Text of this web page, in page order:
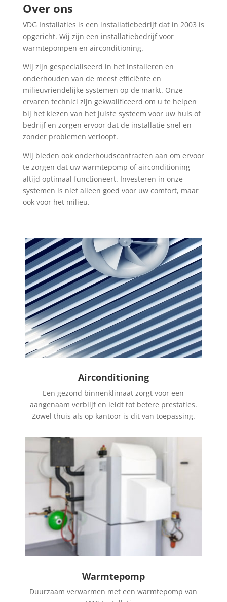
Over ons
VDG Installaties is een installatiebedrijf dat in 2003 is
opgericht. Wij zijn een installatiebedrijf voor
warmtepompen en airconditioning.
Wij zijn gespecialiseerd in het installeren en
onderhouden van de meest efficiënte en
milieuvriendelijke systemen op de markt. Onze
ervaren technici zijn gekwalificeerd om u te helpen
bij het kiezen van het juiste systeem voor uw huis of
bedrijf en zorgen ervoor dat de installatie snel en
zonder problemen verloopt.
Wij bieden ook onderhoudscontracten aan om ervoor
te zorgen dat uw warmtepomp of airconditioning
altijd optimaal functioneert. Investeren in onze
systemen is niet alleen goed voor uw comfort, maar
ook voor het milieu.
Airconditioning
Een gezond binnenklimaat zorgt voor een
aangenaam verblijf en leidt tot betere prestaties.
Zowel thuis als op kantoor is dit van toepassing.
Warmtepomp
Duurzaam verwarmen met een warmtepomp van